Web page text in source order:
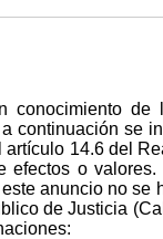
conocimiento de
continuación se
artículo 14.6 del
efectos o
anuncio no se
de Justicia